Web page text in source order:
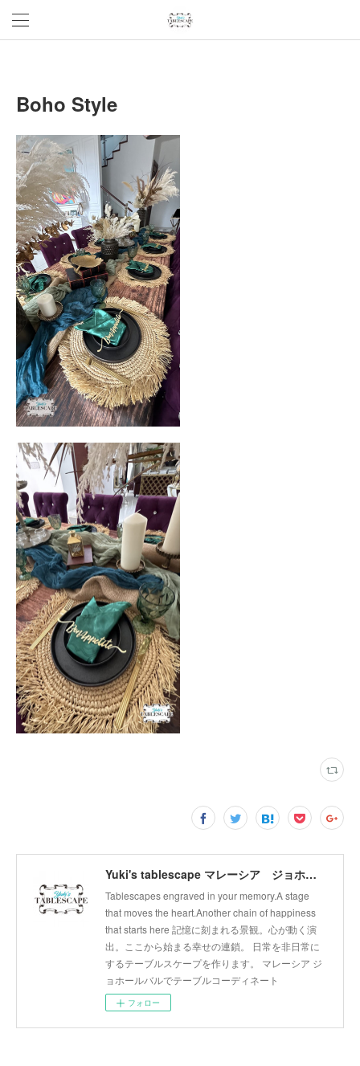
Boho Style
Yuki's tablescape マレーシア ジョホールバル テーブルコーディネート テーブルから幸せの連鎖広げます。
Tablescapes engraved in your memory.A stage
that moves the heart.Another chain of happiness
that starts here 記憶に刻まれる景観。心が動く演
出。ここから始まる幸せの連鎖。 日常を非日常に
するテーブルスケープを作ります。 マレーシア ジ
ョホールバルでテーブルコーディネート
フォロー